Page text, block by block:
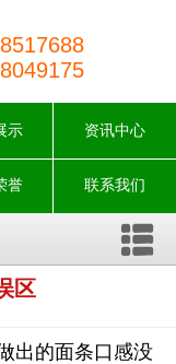
示 资讯中心
誉 联系我们
区
出的面条口感没